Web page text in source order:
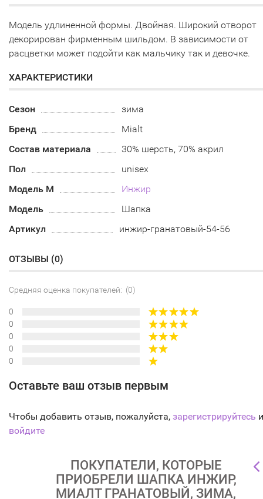
Модель удлиненной формы. Двойная. Широкий отворот
декорирован фирменным шильдом. В зависимости от
расцветки может подойти как мальчику так и девочке.
ХАРАКТЕРИСТИКИ
Сезон
зима
Бренд
Mialt
Состав материала
30% шерсть, 70% акрил
Пол
unisex
Модель М
Инжир
Модель
Шапка
Артикул
инжир-гранатовый-54-56
ОТЗЫВЫ (0)
Средняя оценка покупателей: (0)
0
0
0
0
0
Оставьте ваш отзыв первым
Чтобы добавить отзыв, пожалуйста, зарегистрируйтесь
войдите
ПОКУПАТЕЛИ, КОТОРЫЕ
ПРИОБРЕЛИ ШАПКА ИНЖИР,
МИАЛТ ГРАНАТОВЫЙ, ЗИМА,